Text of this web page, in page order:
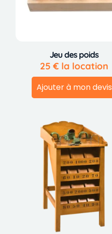
Jeu des poids
25 € la location
Ajouter à mon devis